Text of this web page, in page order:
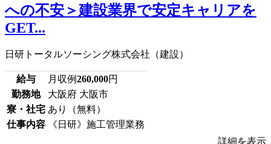
への不安＞建設業界で安定キャリアを
GET...
日研トータルソーシング株式会社（建設）
給与 月収例260,000円
勤務地
大阪府 大阪市
寮・社宅 あり（無料）
仕事内容
《日研》施工管理業務
詳細を表示